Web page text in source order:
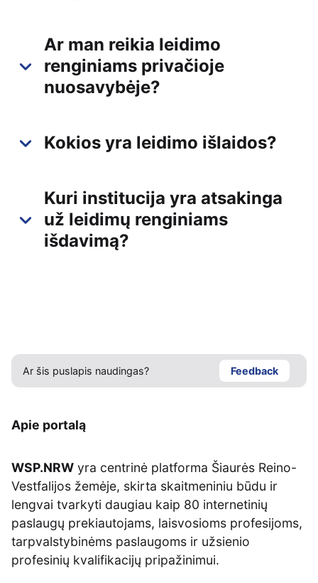
Ar man reikia leidimo
renginiams privačioje
nuosavybėje?
Kokios yra leidimo išlaidos?
Kuri institucija yra atsakinga
už leidimų renginiams
išdavimą?
Ar šis puslapis naudingas? Feedback
Apie portalą
WSP.NRW yra centrinė platforma Šiaurės Reino-
Vestfalijos žemėje, skirta skaitmeniniu būdu ir
lengvai tvarkyti daugiau kaip 80 internetinių
paslaugų prekiautojams, laisvosioms profesijoms,
tarpvalstybinėms paslaugoms ir užsienio
profesinių kvalifikacijų pripažinimui.